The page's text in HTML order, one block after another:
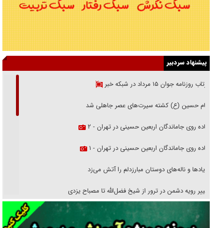
پیشنهاد سردبیر
بازتاب روزنامه جوان ۱۵ مرداد در شبکه خبر
امام حسین (ع) کشته سیرت‌های عصر جاهلی شد
پیاده روی جاماندگان اربعین حسینی در تهران - ۲
پیاده روی جاماندگان اربعین حسینی در تهران - ۱
فریاد‌ها و ناله‌های دوستان مبارزدلم را آتش می‌زد
تغییر رویه دشمن در ترور از شیخ فضل‌الله تا مصباح یزدی
خرید قسطی اولش خنده و آخرش گریه است!